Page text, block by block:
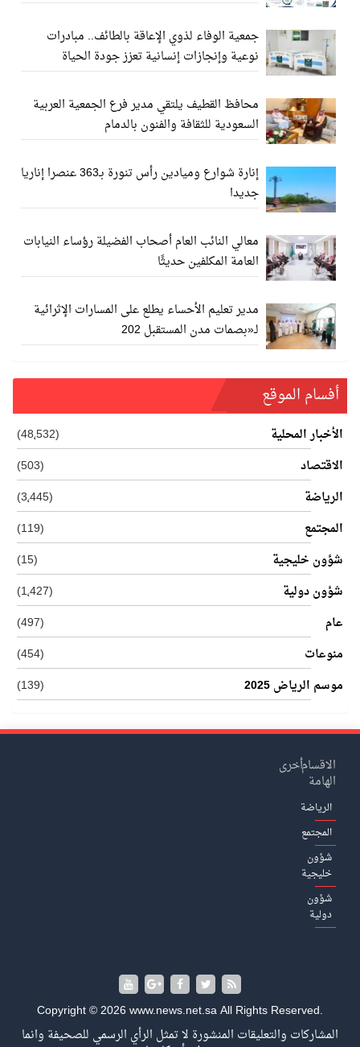
جمعية الوفاء لذوي الإعاقة بالطائف.. مبادرات
نوعية وإنجازات إنسانية تعزز جودة الحياة
محافظ القطيف يلتقي مدير فرع الجمعية العربية
السعودية للثقافة والفنون بالدمام
إنارة شوارع وميادين رأس تنورة بـ363 عنصرا إناريا
جديدا
معالي النائب العام أصحاب الفضيلة رؤساء النيابات
العامة المكلفين حديثًا
مدير تعليم الأحساء يطلع على المسارات الإثرائية
لـ«بصمات مدن المستقبل 202
أفسام الموقع
الأخبار المحلية
(48٬532)
الاقتصاد
(503)
الرياضة
(3٬445)
المجتمع
(119)
شؤون خليجية
(15)
شؤون دولية
(1٬427)
عام
(497)
منوعات
(454)
موسم الرياض 2025
(139)
الاقسام
الهامة
الرياضة
المجتمع
شؤون
خليجية
شؤون
دولية
أخرى
Copyright © 2026 www.news.net.sa All Rights Reserved.
المشاركات والتعليقات المنشورة لا تمثل الرأي الرسمي للصحيفة وانما